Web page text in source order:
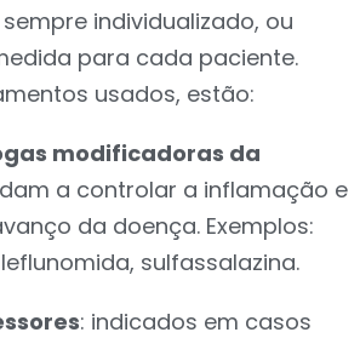
individualizado, ou
para cada paciente.
usados, estão:
modificadoras da
a controlar a inflamação e
da doença. Exemplos:
sulfassalazina.
: indicados em casos